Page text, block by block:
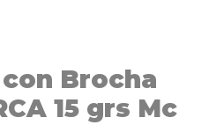
Brocha
15 grs Mc